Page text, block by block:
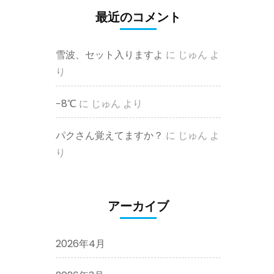
最近のコメント
雪波、セット入りますよ に じゅん よ
り
−8℃ に じゅん より
パクさん覚えてますか？ に じゅん よ
り
アーカイブ
2026年4月